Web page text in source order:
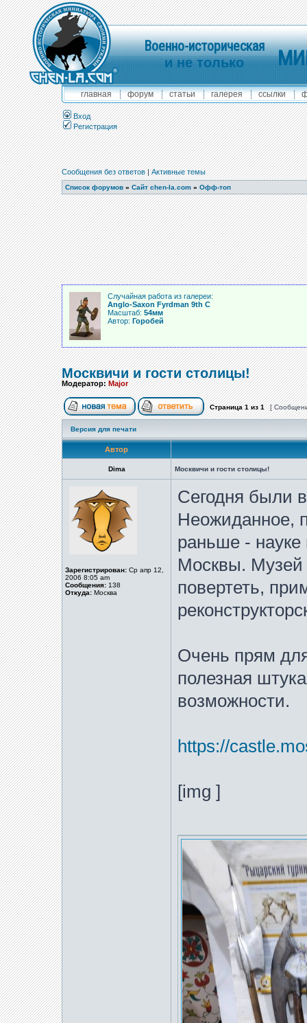
Военно-историческая
и не только
главная форум статьи галерея ссылки
Вход
Регистрация
Сообщения без ответов|Активные темы
Список форумов » Сайт chen-la.com » Офф-топ
Случайная работа из галереи:
Anglo-Saxon Fyrdman 9th C
Масштаб: 54мм
Автор: Горобей
Москвичи и гости столицы!
Модератор:Major
Страница1из1 [
Версия для печати
Автор
Dima Москвичи и гости столицы!
Зарегистрирован: Ср апр 12,
2006 8:05 am
Сообщения: 138
Откуда: Москва
Сегодня были
Неожиданное,
раньше - науке
Москвы.
повертеть,
Очень прям
полезная
возможности.
https://
[img ]